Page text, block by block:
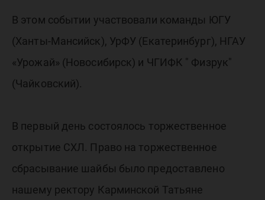
В этом событии участвовали команды ЮГУ
(Ханты-Мансийск), УрФУ (Екатеринбург), НГАУ
«Урожай» (Новосибирск) и ЧГИФК " Физрук"
(Чайковский).
В первый день состоялось торжественное
открытие СХЛ. Право на торжественное
сбрасывание шайбы было предоставлено
нашему ректору Карминской Татьяне